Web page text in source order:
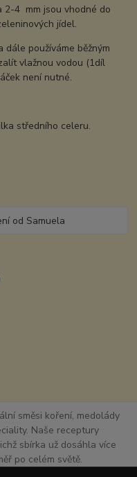
2-4 mm jsou vhodné do
jídel.
používáme běžným
vlažnou vodou (1díl
není nutné.
středního celeru.
od Samuela
směsi koření, medolády
Naše receptury
sbírka už dosáhla více
po celém světě.